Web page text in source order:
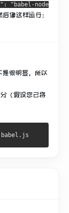
"babel-node
后像这样运行：
很明显，所以
（假设您已将